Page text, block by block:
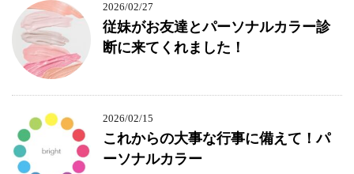
2026/02/27
従妹がお友達とパーソナルカラー診
断に来てくれました！
2026/02/15
これからの大事な行事に備えて！パ
ーソナルカラー